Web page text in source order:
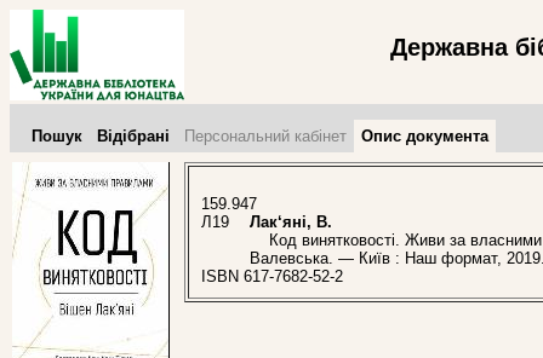
Державна
Пошук Відібрані Персональний кабінет Опис документа
159.947
Л19
Лак‘яні, В.
Код винятковості. Живи за
Валевська. — Київ : Наш формат,
ISBN 617-7682-52-2